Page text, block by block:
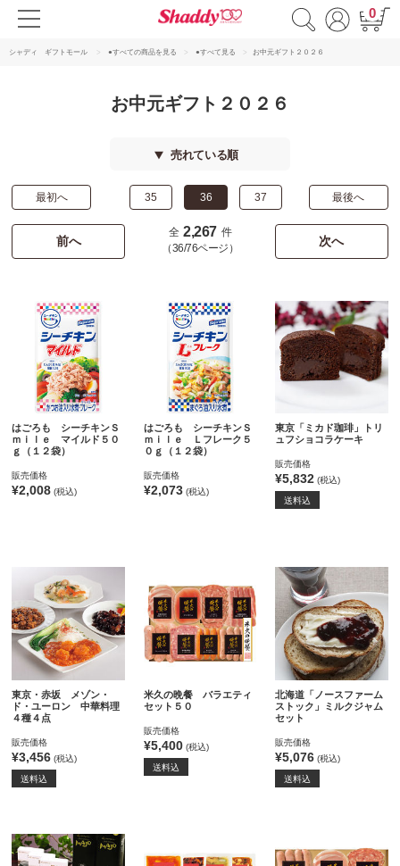
0
シャディ ギフトモール ●すべての商品を見る ●すべて見る お中元ギフト２０２６
お中元ギフト２０２６
売れている順
最初へ 35 36 37 最後へ
前へ 次へ
全 2,267 件
（36/76ページ）
はごろも シーチキンＳ
ｍｉｌｅ マイルド５０
ｇ（１２袋）
販売価格
¥2,008 (税込)
はごろも シーチキンＳ
ｍｉｌｅ Ｌフレーク５
０ｇ（１２袋）
販売価格
¥2,073(税込)
東京「ミカド珈琲」トリ
ュフショコラケーキ
販売価格
¥5,832 (税込)
送料込
東京・赤坂 メゾン・
ド・ユーロン 中華料理
４種４点
販売価格
¥3,456 (税込)
送料込
米久の晩餐 バラエティ
セット５０
販売価格
¥5,400(税込)
送料込
北海道「ノースファーム
ストック」ミルクジャム
セット
販売価格
¥5,076 (税込)
送料込